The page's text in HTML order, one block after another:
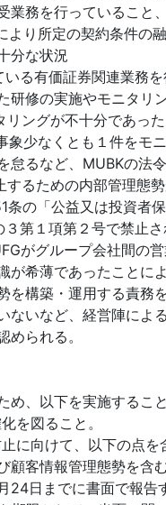
を行っていること
り所定の契約条件の
分な状況
る有価証券関連業務
修の実施やモニタリ
ングが不十分であ
少なくとも１件を
るなど、MUBKの法
るための内部管理態
の「公益又は投資者
１項第２号で禁止さ
がグループ会社間の
希薄であったことに
構築・運用する責務
いなど、経営陣に
られる。
、以下を実施すること
図ること。
向けて、以下の点を
顧客情報管理態勢を含
日までに書面で報告す